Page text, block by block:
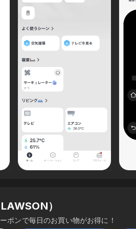
）
ポンで毎日のお買い物がお得に！